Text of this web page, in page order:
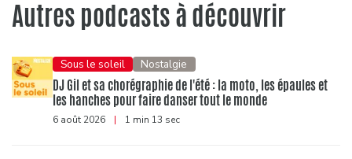
Autres podcasts à découvrir
Sous le soleil Nostalgie
DJ Gil et sa chorégraphie de l'été : la moto, les épaules et
les hanches pour faire danser tout le monde
6 août 2026 | 1 min 13 sec